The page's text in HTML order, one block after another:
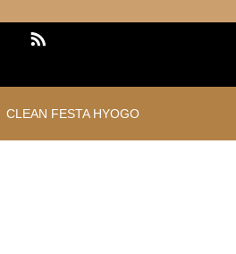
CLEAN FESTA HYOGO